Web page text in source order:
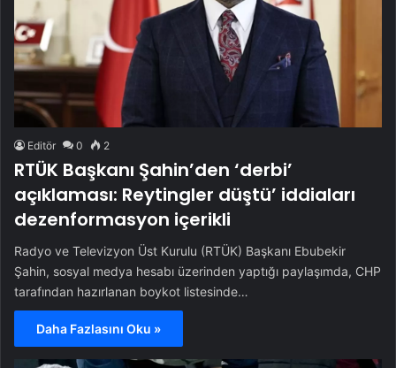
Editör 0 2
RTÜK Başkanı Şahin’den ‘derbi’
açıklaması: Reytingler düştü’ iddiaları
dezenformasyon içerikli
Radyo ve Televizyon Üst Kurulu (RTÜK) Başkanı Ebubekir
Şahin, sosyal medya hesabı üzerinden yaptığı paylaşımda, CHP
tarafından hazırlanan boykot listesinde…
Daha Fazlasını Oku »